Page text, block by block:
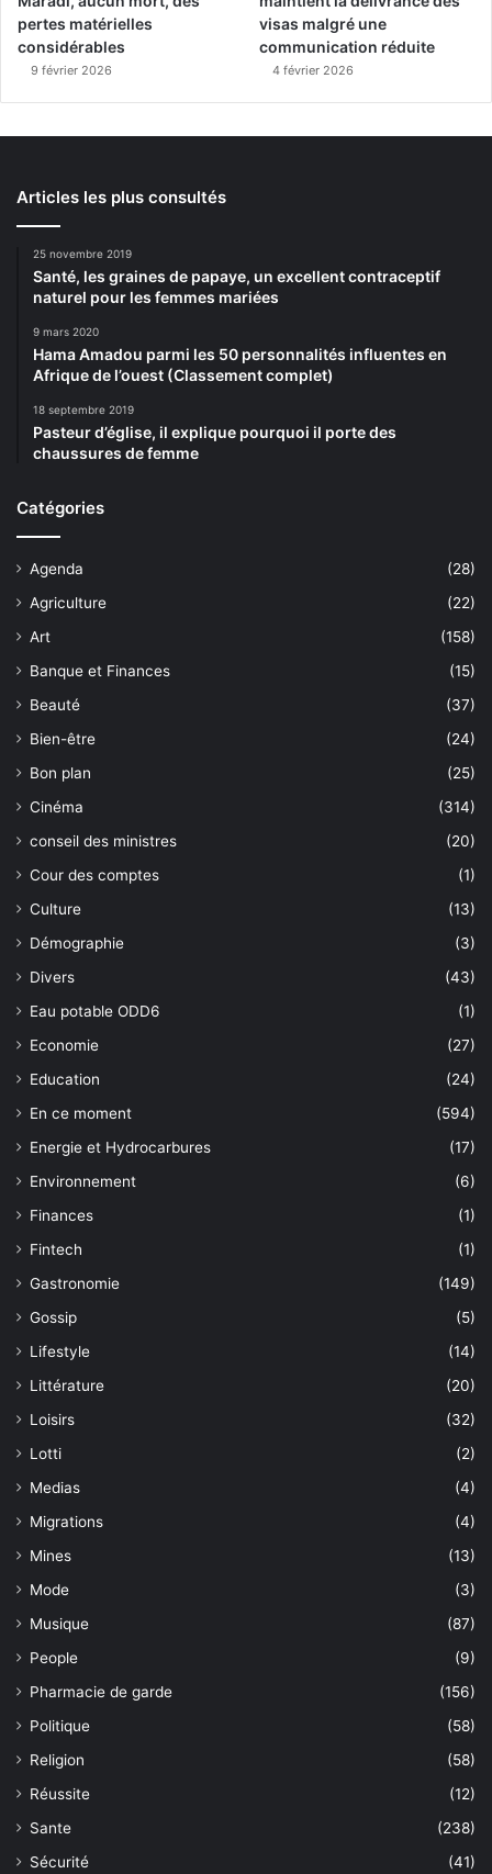
pertes matérielles
considérables
9 février 2026
visas malgré une
communication réduite
4 février 2026
Articles les plus consultés
25 novembre 2019
Santé, les graines de papaye, un excellent contraceptif
naturel pour les femmes mariées
9 mars 2020
Hama Amadou parmi les 50 personnalités influentes en
Afrique de l’ouest (Classement complet)
18 septembre 2019
Pasteur d’église, il explique pourquoi il porte des
chaussures de femme
Catégories
Agenda
(28)
Agriculture
(22)
Art
(158)
Banque et Finances
(15)
Beauté
(37)
Bien-être
(24)
Bon plan
(25)
Cinéma
(314)
conseil des ministres
(20)
Cour des comptes
(1)
Culture
(13)
Démographie
(3)
Divers
(43)
Eau potable ODD6
(1)
Economie
(27)
Education
(24)
En ce moment
(594)
Energie et Hydrocarbures
(17)
Environnement
(6)
Finances
(1)
Fintech
(1)
Gastronomie
(149)
Gossip
(5)
Lifestyle
(14)
Littérature
(20)
Loisirs
(32)
Lotti
(2)
Medias
(4)
Migrations
(4)
Mines
(13)
Mode
(3)
Musique
(87)
People
(9)
Pharmacie de garde
(156)
Politique
(58)
Religion
(58)
Réussite
(12)
Sante
(238)
Sécurité
(41)